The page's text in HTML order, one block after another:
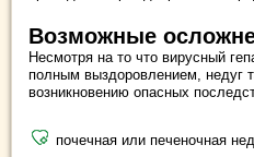
Возможные
Несмотря на то что вирусный
полным выздоровлением, недуг
возникновению опасных
почечная или печеночная